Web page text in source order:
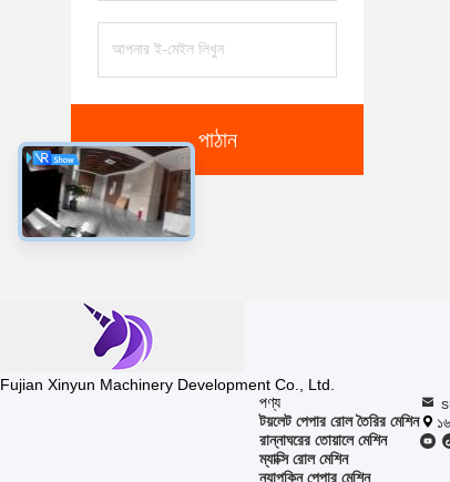
পাঠান
Fujian Xinyun Machinery Development Co., Ltd.
পণ্য
টয়লেট পেপার রোল তৈরির মেশিন
রান্নাঘরের তোয়ালে মেশিন
ম্যাক্সি রোল মেশিন
ন্যাপকিন পেপার মেশিন